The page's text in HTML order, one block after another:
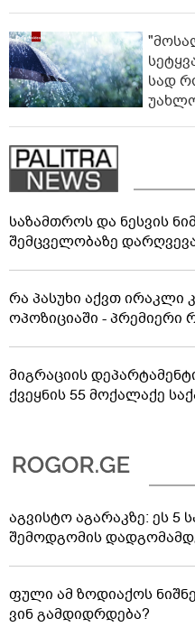
სად
საზამთროს და ნესვის
შემცველობაზე
რა პასუხი აქვთ ირაკლი
ოპოზიციაში - პრემიერი
მიგრაციის
ქვეყნის 55 მოქალაქე
აგვისტო აგარაკზე: ეს 5
შემოდგომის
ფული ამ ზოდიაქოს
ვინ გამდიდრდება?